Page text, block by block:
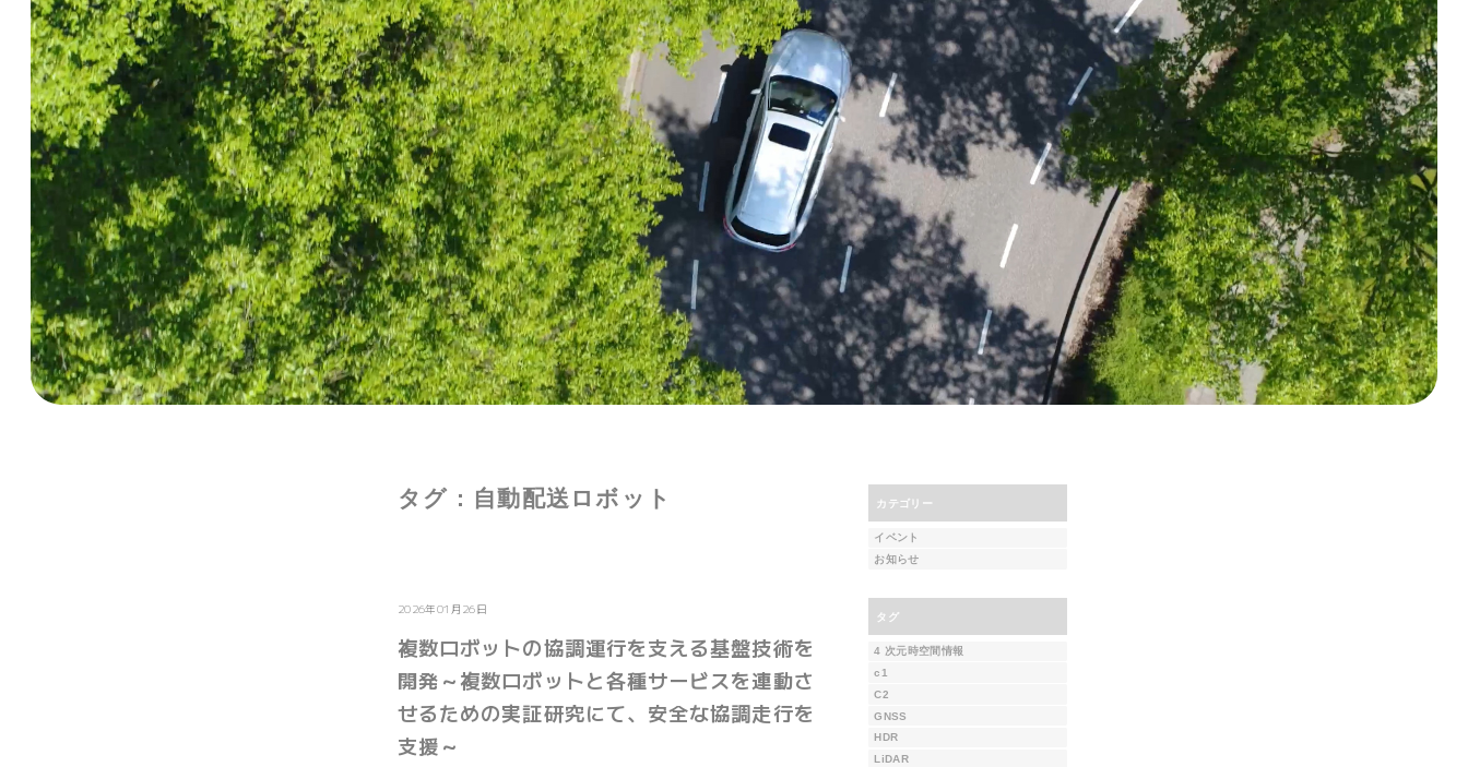
タグ : 自動配送ロボット
2026年01月26日
複数ロボットの協調運行を支える基盤技術を
開発～複数ロボットと各種サービスを連動さ
せるための実証研究にて、安全な協調走行を
支援～
カテゴリー
イベント
お知らせ
タグ
4 次元時空間情報
c1
C2
GNSS
HDR
LiDAR